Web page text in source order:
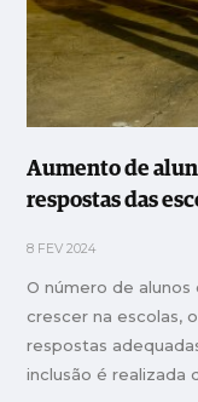
Aumento de
respostas das
8 FEV 2024
O número de
crescer na escolas,
respostas
inclusão é realizada